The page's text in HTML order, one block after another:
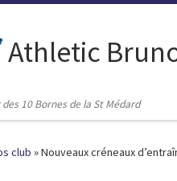
Athletic
10 Bornes de la St Médard
club »Nouveaux créneaux